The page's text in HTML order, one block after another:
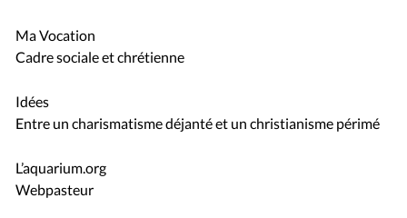
Ma Vocation
Cadre sociale et chrétienne
Idées
Entre un charismatisme déjanté et un christianisme périmé
L’aquarium.org
Webpasteur